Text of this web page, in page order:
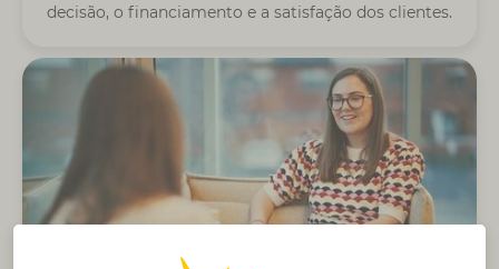
decisão, o financiamento e a satisfação dos clientes.